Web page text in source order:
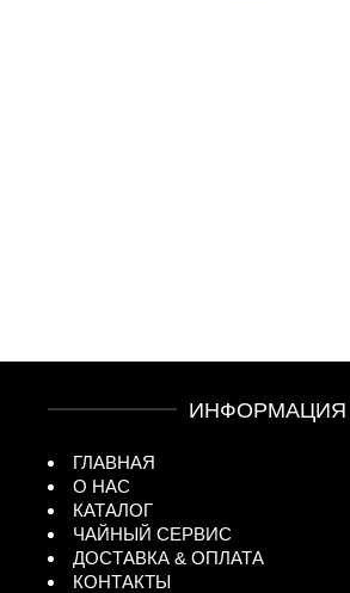
ИНФОРМАЦИЯ
ГЛАВНАЯ
О НАС
КАТАЛОГ
ЧАЙНЫЙ СЕРВИС
ДОСТАВКА & ОПЛАТА
КОНТАКТЫ